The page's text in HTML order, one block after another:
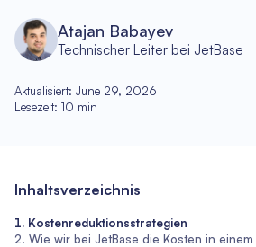
Atajan Babayev
Technischer Leiter bei JetBase
Aktualisiert: June 29, 2026
Lesezeit: 10 min
Inhaltsverzeichnis
Kostenreduktionsstrategien
Wie wir bei JetBase die Kosten in